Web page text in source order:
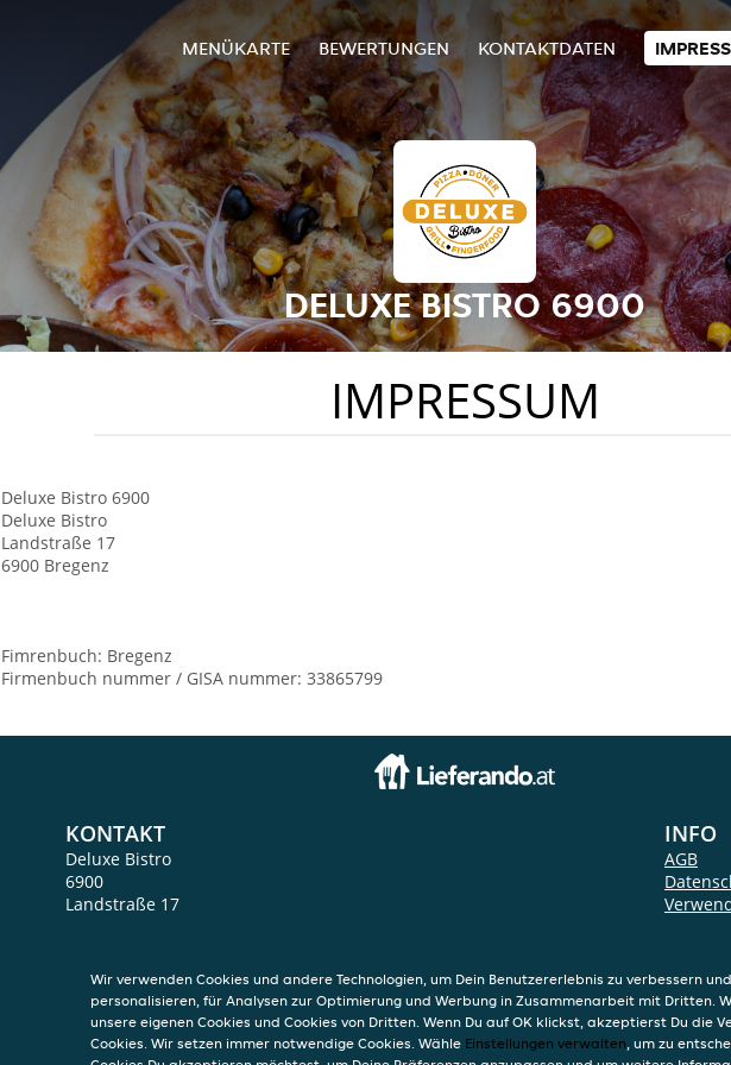
MENÜKARTE BEWERTUNGEN KONTAKTDATEN
DELUXE BISTRO 6900
IMPRESSUM
Deluxe Bistro 6900
Deluxe Bistro
Landstraße 17
6900 Bregenz
Fimrenbuch: Bregenz
Firmenbuch nummer / GISA nummer: 33865799
KONTAKT
Deluxe Bistro
6900
Landstraße 17
INFO
AGB
Wir verwenden Cookies und andere Technologien, um Dein Benutzererlebnis zu verbessern
personalisieren, für Analysen zur Optimierung und Werbung in Zusammenarbeit mit Dritten.
unsere eigenen Cookies und Cookies von Dritten. Wenn Du auf OK klickst, akzeptierst Du die
Cookies. Wir setzen immer notwendige Cookies. Wähle Einstellungen verwalten, um zu